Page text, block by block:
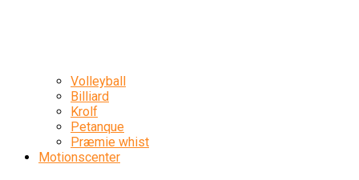
Volleyball
Billiard
Krolf
Petanque
Præmie whist
Motionscenter